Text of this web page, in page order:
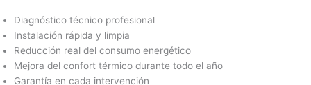
Diagnóstico técnico profesional
Instalación rápida y limpia
Reducción real del consumo energético
Mejora del confort térmico durante todo el año
Garantía en cada intervención